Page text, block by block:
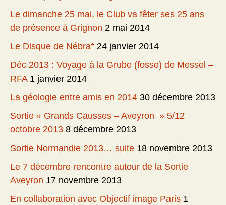
Le dimanche 25 mai, le Club va fêter ses 25 ans
de présence à Grignon 2 mai 2014
Le Disque de Nébra* 24 janvier 2014
Déc 2013 : Voyage à la Grube (fosse) de Messel –
RFA 1 janvier 2014
La géologie entre amis en 2014 30 décembre 2013
Sortie « Grands Causses – Aveyron » 5/12
octobre 2013 8 décembre 2013
Sortie Normandie 2013… suite 18 novembre 2013
Le 7 décembre rencontre autour de la Sortie
Aveyron 17 novembre 2013
En collaboration avec Objectif image Paris 1